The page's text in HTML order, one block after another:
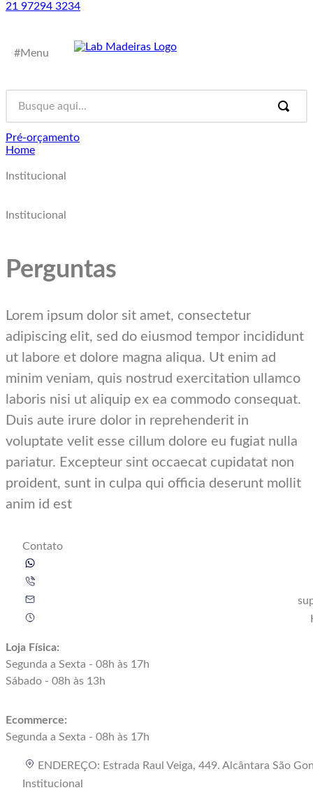
21 97294 3234
#Menu
Pré-orçamento
Home
Institucional
Institucional
Perguntas
Lorem ipsum dolor sit amet, consectetur
adipiscing elit, sed do eiusmod tempor incididunt
ut labore et dolore magna aliqua. Ut enim ad
minim veniam, quis nostrud exercitation ullamco
laboris nisi ut aliquip ex ea commodo consequat.
Duis aute irure dolor in reprehenderit in
voluptate velit esse cillum dolore eu fugiat nulla
pariatur. Excepteur sint occaecat cupidatat non
proident, sunt in culpa qui officia deserunt mollit
anim id est
Contato
Loja Física:
Segunda a Sexta - 08h às 17h
Sábado - 08h às 13h
Ecommerce:
Segunda a Sexta - 08h às 17h
ENDEREÇO: Estrada Raul Veiga, 449. Alcântara São
Institucional